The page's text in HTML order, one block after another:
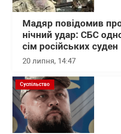
Мадяр повідомив
нічний удар: СБС
сім російських суден
20 липня, 14:47
Суспільство